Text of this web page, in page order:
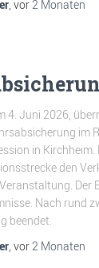
, vor2 Monaten
4. Juni 2026,
im
in
den
Der
Nach rund
beendet.
, vor2 Monaten